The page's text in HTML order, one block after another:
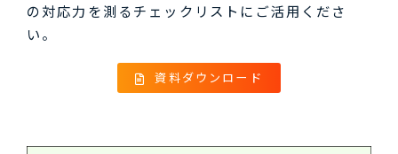
の対応力を測るチェックリストにご活用くださ
い。
資料ダウンロード